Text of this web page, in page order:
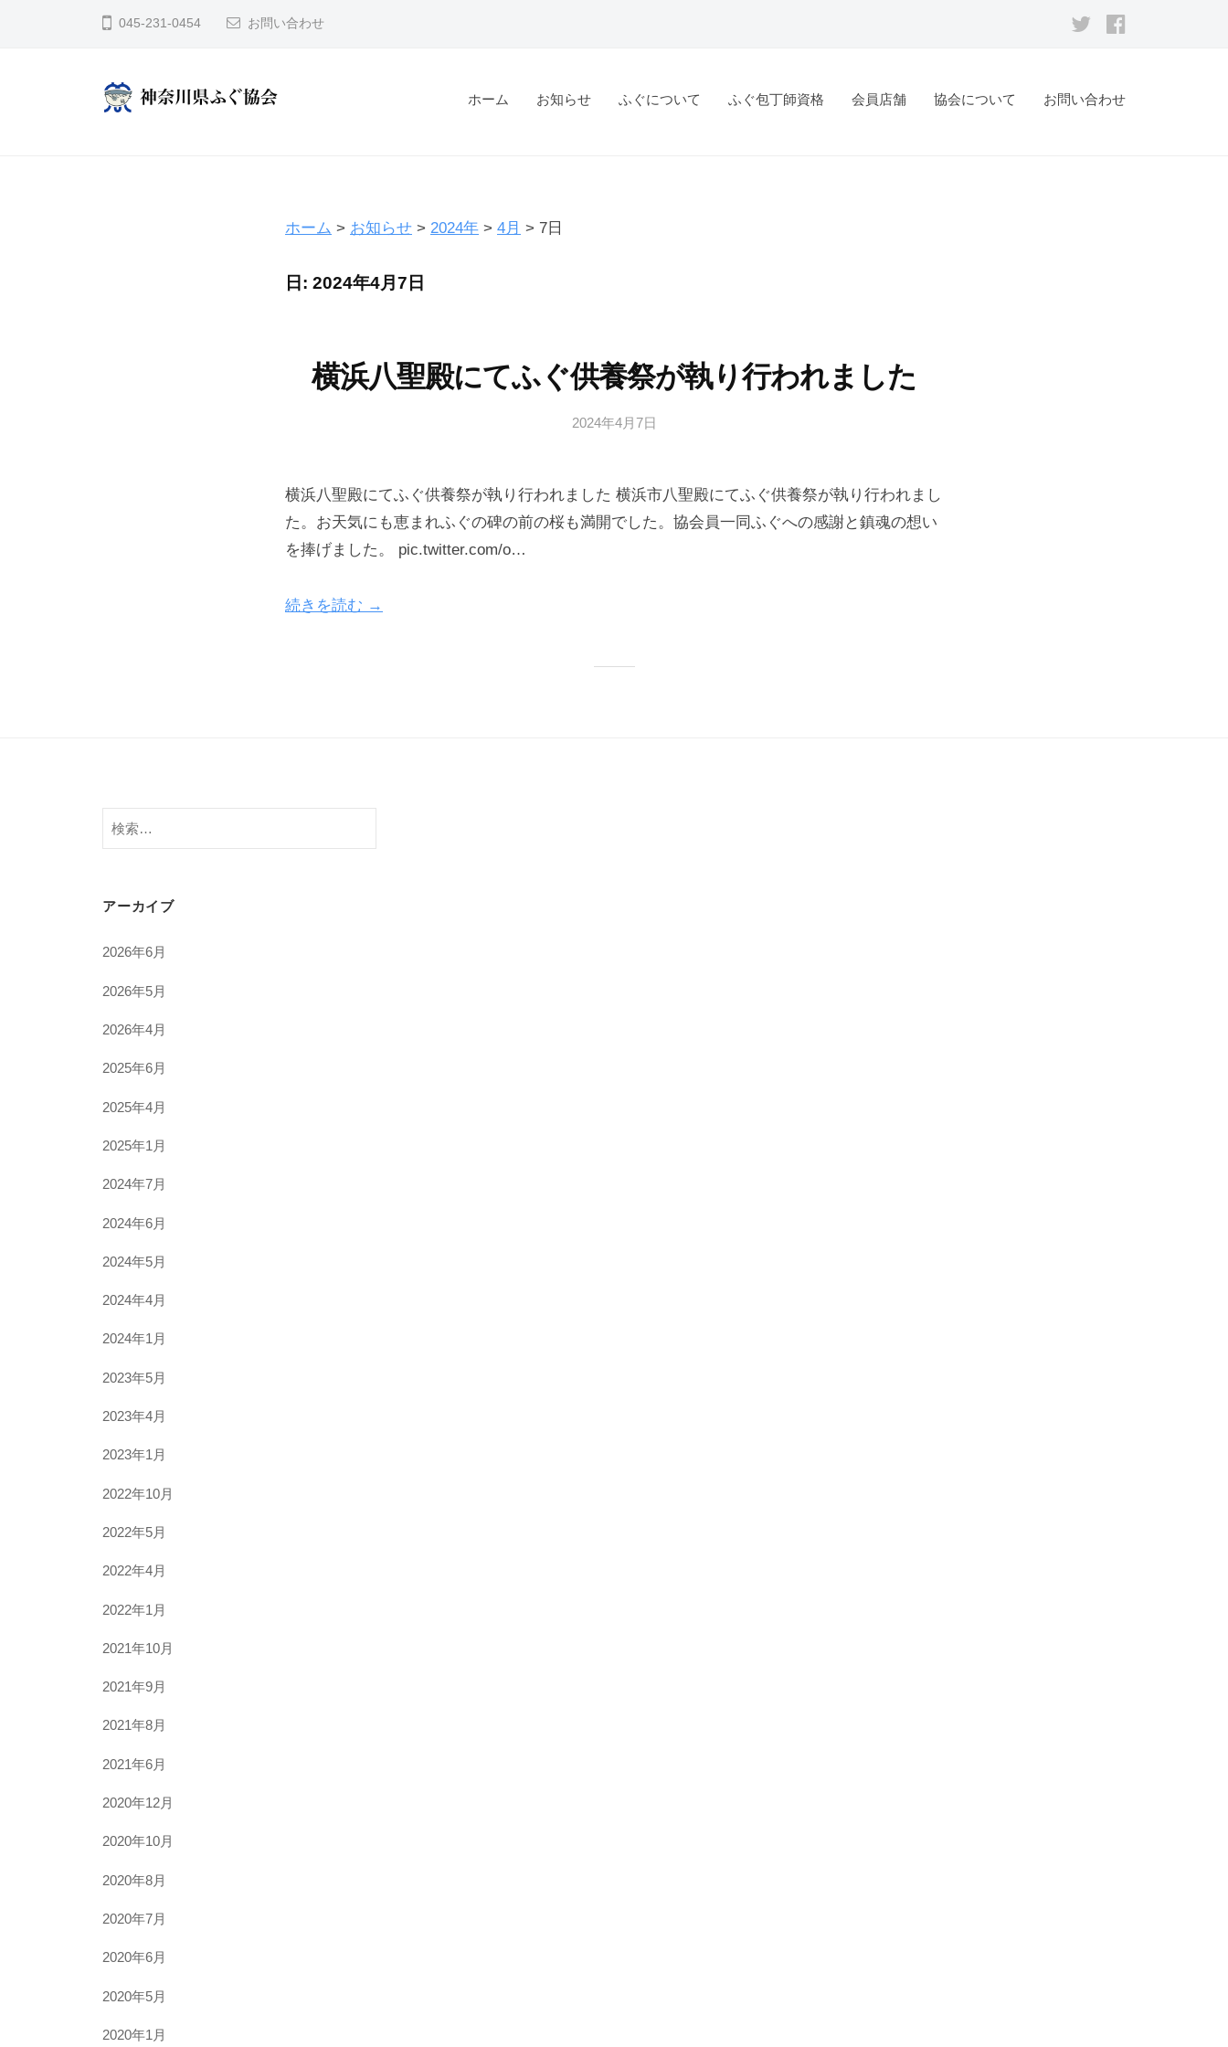
045-231-0454 お問い合わせ Twitter
ホーム お知らせ ふぐについて ふぐ包丁師資格 会員店舗 協会について お問い合わせ
ホーム > お知らせ > 2024年 > 4月 > 7日
日: 2024年4月7日
横浜八聖殿にてふぐ供養祭が執り行われました
2024年4月7日
報
横浜八聖殿にてふぐ供養祭が執り行われました 横浜市八聖殿にてふぐ供養祭が執り行われまし
た。お天気にも恵まれふぐの碑の前の桜も満開でした。協会員一同ふぐへの感謝と鎮魂の想い
を捧げました。 pic.twitter.com/o…
続きを読む →
検
アーカイブ
2026年6月
2026年5月
2026年4月
2025年6月
2025年4月
2025年1月
2024年7月
2024年6月
2024年5月
2024年4月
2024年1月
2023年5月
2023年4月
2023年1月
2022年10月
2022年5月
2022年4月
2022年1月
2021年10月
2021年9月
2021年8月
2021年6月
2020年12月
2020年10月
2020年8月
2020年7月
2020年6月
2020年5月
2020年1月
奈
ふ
ぐ